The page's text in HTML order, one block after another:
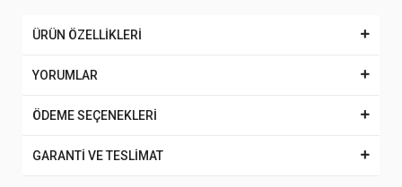
ÜRÜN ÖZELLİKLERİ
YORUMLAR
ÖDEME SEÇENEKLERİ
GARANTİ VE TESLİMAT